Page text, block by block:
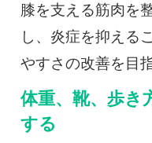
膝を支える筋肉を
し、炎症を抑える
やすさの改善を目
体重、靴、歩き
する